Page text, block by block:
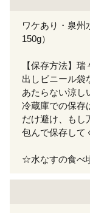
ワケあり・泉州
150g）
【保存方法】
出しビニール袋
あたらない涼し
冷蔵庫での保存
だけ避け、もし
包んで保存して
☆水なすの食べ